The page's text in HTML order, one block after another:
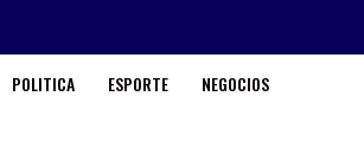
POLITICA ESPORTE NEGOCIOS